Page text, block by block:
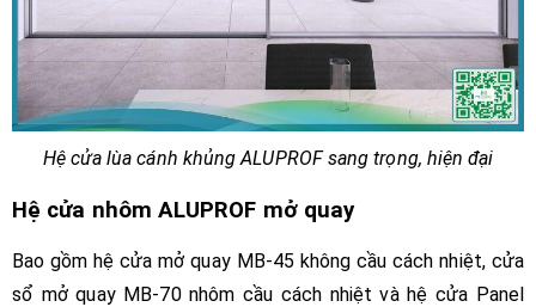
Hệ cửa lùa cánh khủng ALUPROF sang trọng, hiện đại
Hệ cửa nhôm ALUPROF mở quay
Bao gồm hệ cửa mở quay MB-45 không cầu cách nhiệt, cửa
sổ mở quay MB-70 nhôm cầu cách nhiệt và hệ cửa Panel